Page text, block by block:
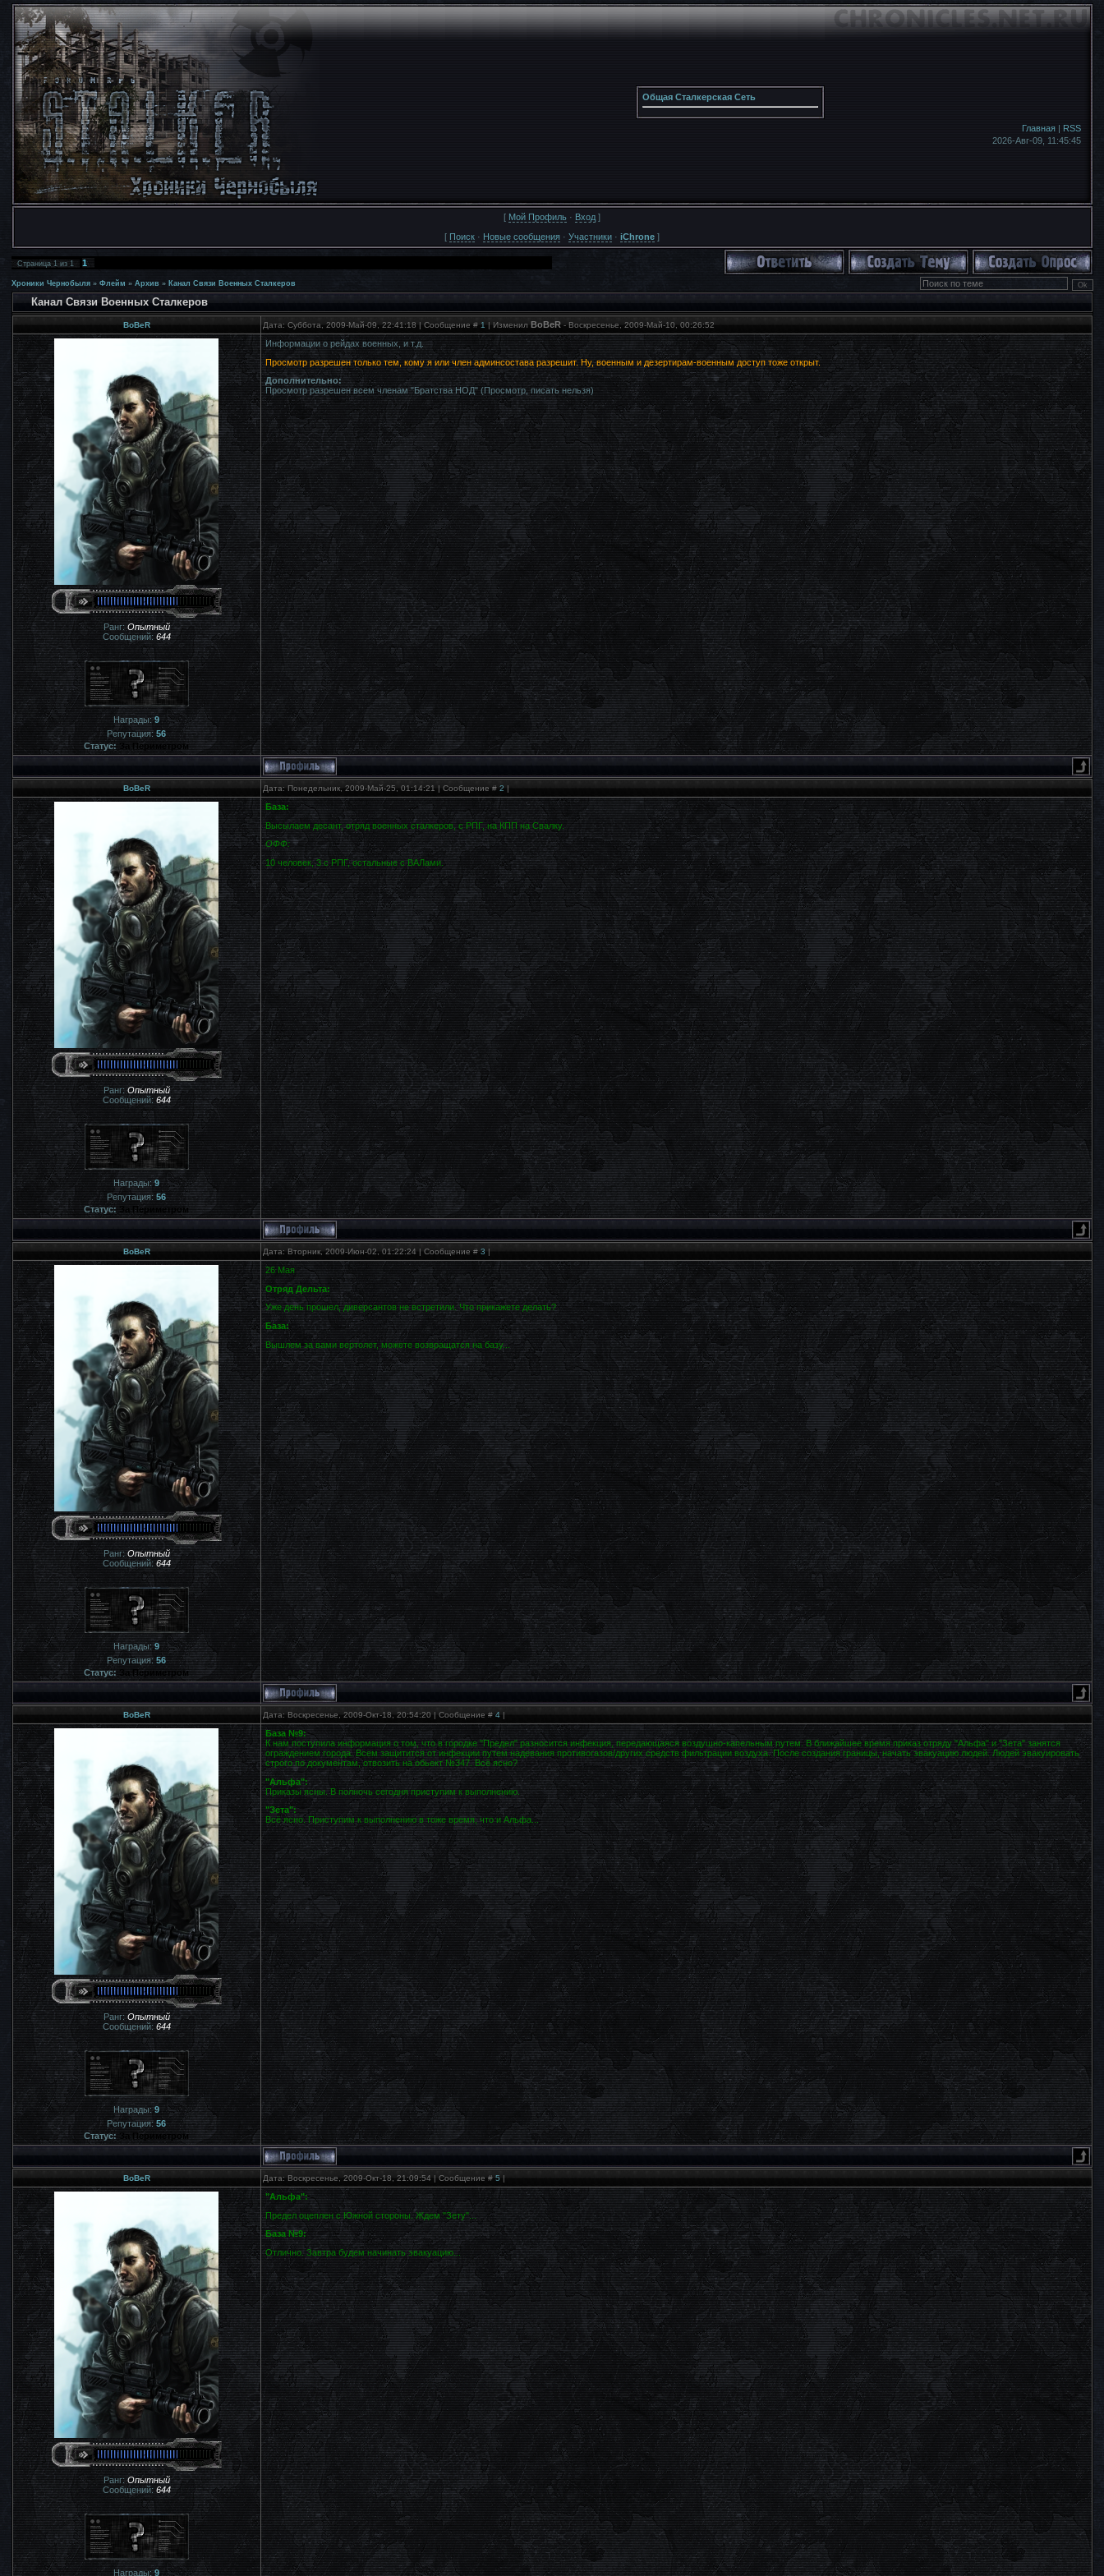
Общая Сталкерская Сеть
Главная| RSS
2026-Авг-09, 11:45:47
[ Мой Профиль · Вход ]
[ Поиск · Новые сообщения · Участники · iChrone ]
Страница1из1 1
Хроники Чернобыля » Флейм » Архив » Канал Связи Военных Сталкеров
Канал Связи Военных Сталкеров
BoBeR Дата: Суббота, 2009-Май-09, 22:41:18 | Сообщение # 1 | Изменил BoBeR- Воскресенье, 2009-Май-10, 00:26:52
Ранг:Опытный
Сообщений: 644
Награды:9
Репутация:56
Статус: За Периметром
Информации о рейдах военных, и т.д.
Просмотр разрешен только тем, кому я или член админсостава разрешит. Ну, военным и дезертирам-военным доступ тоже открыт.
Дополнительно:
Просмотр разрешен всем членам "Братства НОД" (Просмотр, писать нельзя)
BoBeR Дата: Понедельник, 2009-Май-25, 01:14:21 | Сообщение # 2 |
Ранг:Опытный
Сообщений: 644
Награды:9
Репутация:56
Статус: За Периметром
База:
Высылаем десант, отряд военных сталкеров, с РПГ, на КПП на Свалку.
ОФФ:
10 человек, 3 с РПГ, остальные с ВАЛами.
BoBeR Дата: Вторник, 2009-Июн-02, 01:22:24 | Сообщение # 3 |
Ранг:Опытный
Сообщений: 644
Награды:9
Репутация:56
Статус: За Периметром
26 Мая
Отряд Дельта:
Уже день прошел, диверсантов не встретили. Что прикажете делать?
База:
Вышлем за вами вертолет, можете возвращатся на базу...
BoBeR Дата: Воскресенье, 2009-Окт-18, 20:54:20 | Сообщение # 4|
Ранг:Опытный
Сообщений: 644
Награды:9
Репутация:56
Статус: За Периметром
База №9:
К нам поступила информация о том, что в городке "Предел" разносится инфекция, передающаяся воздушно-капельным путем. В ближайшее время приказ отряду "Альфа" и "Зета" занятся
ограждением города. Всем защитится от инфекции путем надевания противогазов/других средств фильтрации воздуха. После создания границы, начать эвакуацию людей. Людей эвакуировать
строго по документам, отвозить на обьект №347. Всё ясно?
"Альфа":
Приказы ясны. В полночь сегодня приступим к выполнению.
"Зета":
Всё ясно. Приступим к выполнению в тоже время, что и Альфа...
BoBeR Дата: Воскресенье, 2009-Окт-18, 21:09:54 | Сообщение # 5 |
Ранг:Опытный
Сообщений: 644
Награды:9
"Альфа":
Предел оцеплен с Южной стороны. Ждем "Зету"...
База №9:
Отлично. Завтра будем начинать эвакуацию...